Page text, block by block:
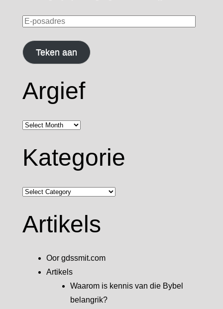
E-
Teken aan
Argief
Argief
Kategorie
Kategorie
Artikels
Oor gdssmit.com
Artikels
Waarom is kennis van die Bybel
belangrik?